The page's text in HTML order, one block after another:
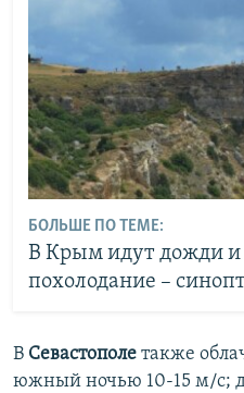
БОЛЬШЕ ПО ТЕМЕ:
В Крым идут дожди и
похолодание –
В Севастополе также
южный ночью 10-15 м/с;